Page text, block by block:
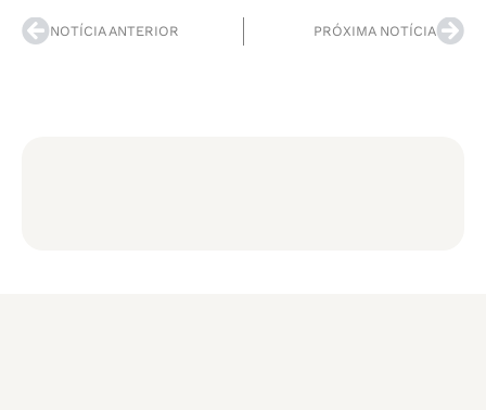
NOTÍCIA ANTERIOR PRÓXIMA NOTÍCIA